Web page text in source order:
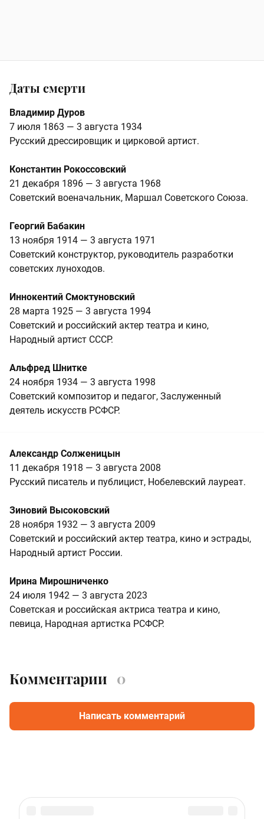
Даты смерти
Владимир Дуров
7 июля 1863 — 3 августа 1934
Русский дрессировщик и цирковой артист.
Константин Рокоссовский
21 декабря 1896 — 3 августа 1968
Советский военачальник, Маршал Советского Союза.
Георгий Бабакин
13 ноября 1914 — 3 августа 1971
Советский конструктор, руководитель разработки
советских луноходов.
Иннокентий Смоктуновский
28 марта 1925 — 3 августа 1994
Советский и российский актер театра и кино,
Народный артист СССР.
Альфред Шнитке
24 ноября 1934 — 3 августа 1998
Советский композитор и педагог, Заслуженный
деятель искусств РСФСР.
Александр Солженицын
11 декабря 1918 — 3 августа 2008
Русский писатель и публицист, Нобелевский лауреат.
Зиновий Высоковский
28 ноября 1932 — 3 августа 2009
Советский и российский актер театра, кино и эстрады,
Народный артист России.
Ирина Мирошниченко
24 июля 1942 — 3 августа 2023
Советская и российская актриса театра и кино,
певица, Народная артистка РСФСР.
Комментарии 0
Написать комментарий